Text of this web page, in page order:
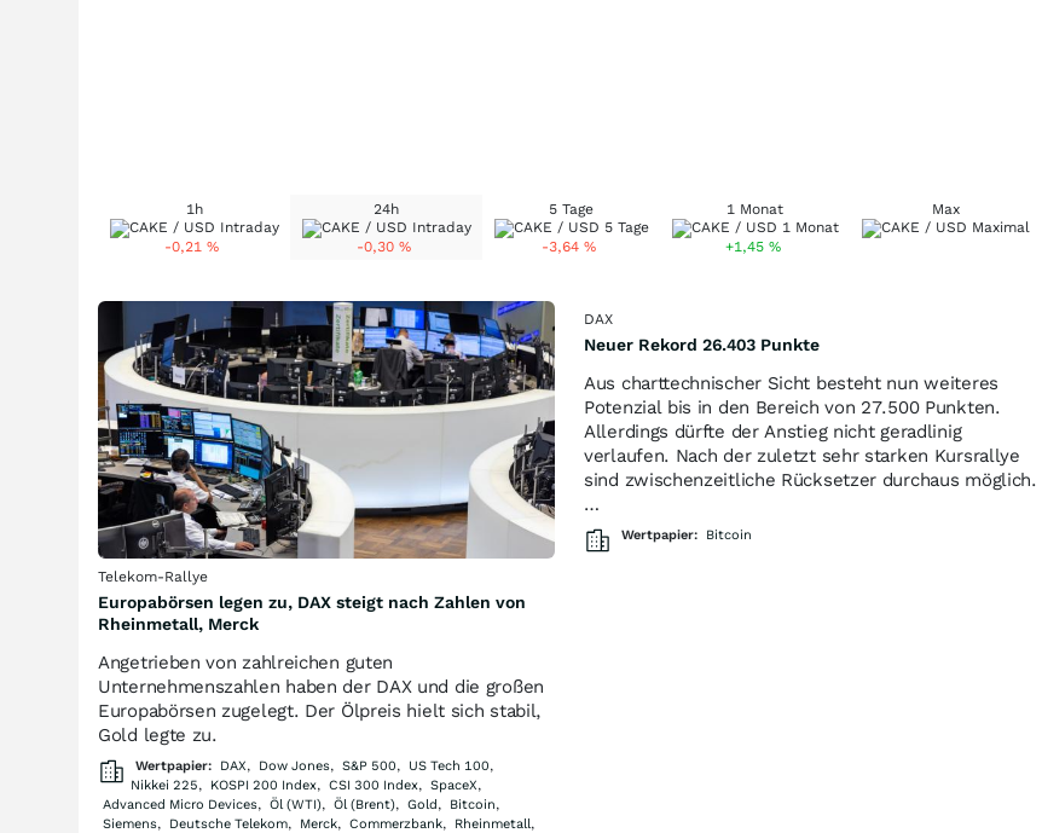
1h
-0,21 %
24h
-0,30 %
5 Tage
-3,64 %
1 Monat
+1,45 %
Max
Telekom-Rallye
Europabörsen legen zu, DAX steigt nach Zahlen von
Rheinmetall, Merck
Angetrieben von zahlreichen guten
Unternehmenszahlen haben der DAX und die großen
Europabörsen zugelegt. Der Ölpreis hielt sich stabil,
Gold legte zu.
Wertpapier: DAX, Dow Jones, S&P 500, US Tech 100,
Nikkei 225, KOSPI 200 Index, CSI 300 Index, SpaceX,
Advanced Micro Devices, Öl (WTI), Öl (Brent), Gold, Bitcoin,
Siemens, Deutsche Telekom, Merck, Commerzbank, Rheinmetall,
DAX
Neuer Rekord 26.403 Punkte
Aus charttechnischer Sicht besteht nun weiteres
Potenzial bis in den Bereich von 27.500 Punkten.
Allerdings dürfte der Anstieg nicht geradlinig
verlaufen. Nach der zuletzt sehr starken Kursrallye
sind zwischenzeitliche Rücksetzer durchaus möglich.
…
Wertpapier: Bitcoin